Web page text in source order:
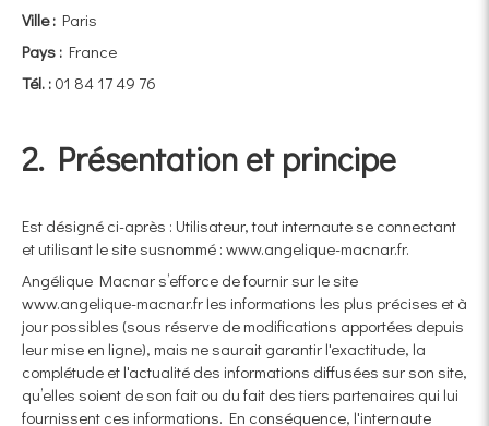
Ville : Paris
Pays : France
Tél. : 01 84 17 49 76
2. Présentation et principe
Est désigné ci-après : Utilisateur, tout internaute se connectant
et utilisant le site susnommé : www.angelique-macnar.fr.
Angélique Macnar s’efforce de fournir sur le site
www.angelique-macnar.fr les informations les plus précises et à
jour possibles (sous réserve de modifications apportées depuis
leur mise en ligne), mais ne saurait garantir l'exactitude, la
complétude et l'actualité des informations diffusées sur son site,
qu’elles soient de son fait ou du fait des tiers partenaires qui lui
fournissent ces informations. En conséquence, l'internaute